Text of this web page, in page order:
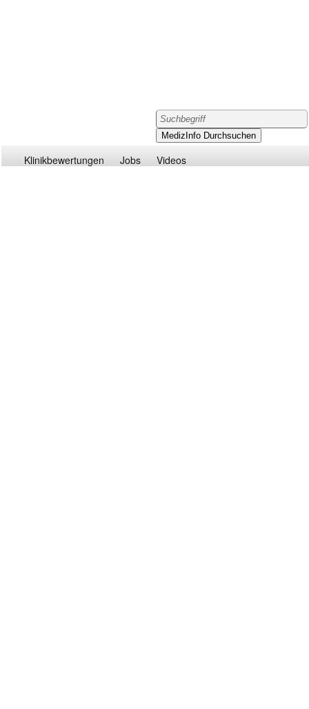
Klinikbewertungen Jobs Videos